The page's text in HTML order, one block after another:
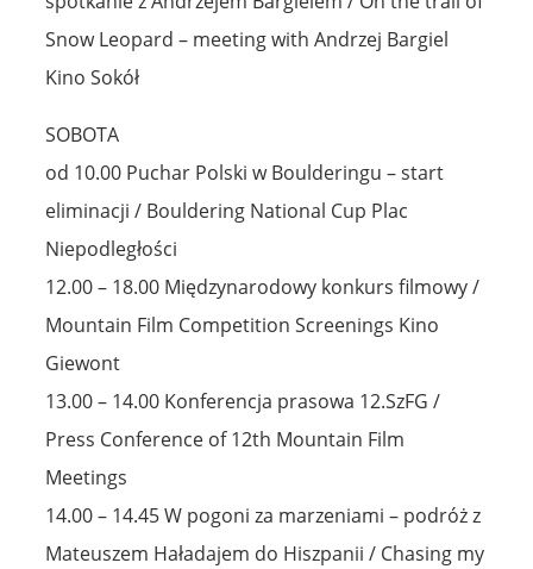
Snow Leopard – meeting with Andrzej Bargiel
Kino Sokół
SOBOTA
od 10.00 Puchar Polski w Boulderingu – start
eliminacji / Bouldering National Cup Plac
Niepodległości
12.00 – 18.00 Międzynarodowy konkurs filmowy /
Mountain Film Competition Screenings Kino
Giewont
13.00 – 14.00 Konferencja prasowa 12.SzFG /
Press Conference of 12th Mountain Film
Meetings
14.00 – 14.45 W pogoni za marzeniami – podróż z
Mateuszem Haładajem do Hiszpanii / Chasing my